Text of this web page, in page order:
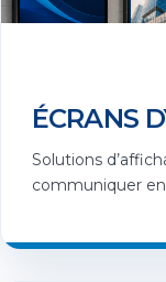
ÉCRANS
Solutions
communiquer